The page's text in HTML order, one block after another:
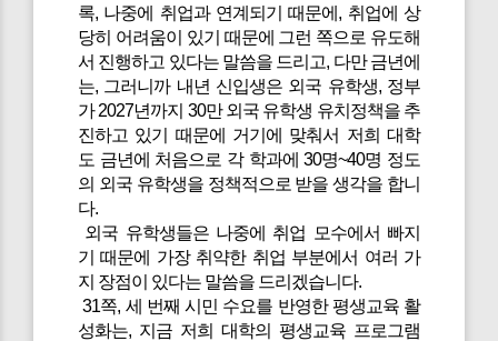
록, 나중에 취업과 연계되기 때문에, 취업에 상
당히 어려움이 있기 때문에 그런 쪽으로 유도해
서 진행하고 있다는 말씀을 드리고, 다만 금년에
는, 그러니까 내년 신입생은 외국 유학생, 정부
가 2027년까지 30만 외국 유학생 유치정책을 추
진하고 있기 때문에 거기에 맞춰서 저희 대학
도 금년에 처음으로 각 학과에 30명~40명 정도
의 외국 유학생을 정책적으로 받을 생각을 합니
다.
외국 유학생들은 나중에 취업 모수에서 빠지
기 때문에 가장 취약한 취업 부분에서 여러 가
지 장점이 있다는 말씀을 드리겠습니다.
31쪽, 세 번째 시민 수요를 반영한 평생교육 활
성화는, 지금 저희 대학의 평생교육 프로그램